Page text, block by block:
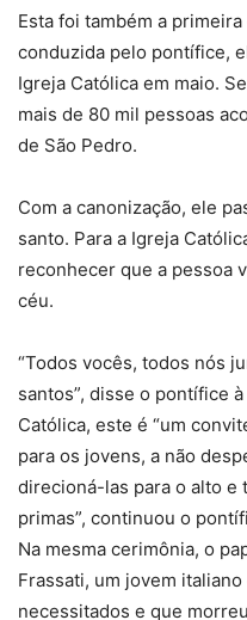
Esta foi também a
conduzida pelo pontífice,
Igreja Católica em maio.
mais de 80 mil pessoas
de São Pedro.
Com a canonização, ele
santo. Para a Igreja
reconhecer que a pessoa
céu.
“Todos vocês, todos nós
santos”, disse o pontífice
Católica, este é “um
para os jovens, a não
direcioná-las para o alto e
primas”, continuou o
Na mesma cerimônia, o
Frassati, um jovem
necessitados e que